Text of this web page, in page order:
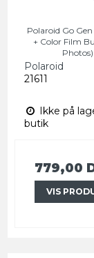
Polaroid Go
+ Color Film
Photos)
Polaroid
21611
Ikke på
butik
779,00
VIS